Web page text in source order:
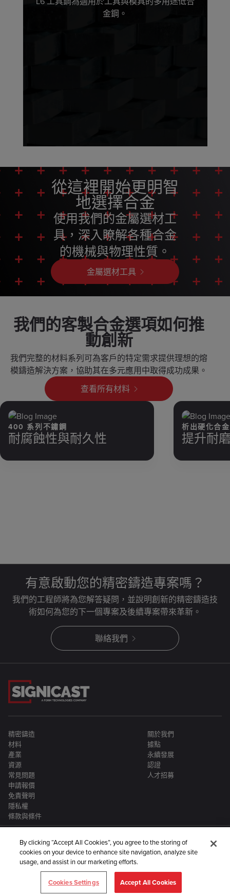
金鋼。
從這裡開始更明智
地選擇合金
使用我們的金屬選材工
具，深入瞭解各種合金
的機械與物理性質。
金屬選材工具
我們的客製合金選項如何推
動創新
我們完整的材料系列可為客戶的特定需求提供理想的熔
模鑄造解決方案，協助其在多元應用中取得成功成果。
查看所有材料
400 系列不鏽鋼
耐腐蝕性與耐久性
析出硬化合金
提升耐
有意啟動您的精密鑄造專案嗎？
我們的工程師將為您解答疑問，並說明創新的精密鑄造技
術如何為您的下一個專案及後續專案帶來革新。
聯絡我們
精密鑄造
材料
產業
資源
常見問題
關於我們
據點
永續發展
認證
人才招募
申請報價
免責聲明
隱私權
條款與條件
Signicast 是更大型金屬製造企業集團的一員：
By clicking “Accept All Cookies”, you agree to the storing of
cookies on your device to enhance site navigation, analyze site
usage, and assist in our marketing efforts.
Cookies Settings Accept All Cookies